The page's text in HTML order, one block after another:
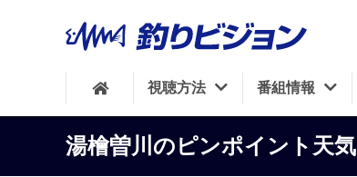
視聴方法 番組情報
湯檜曽川のピンポイント天気